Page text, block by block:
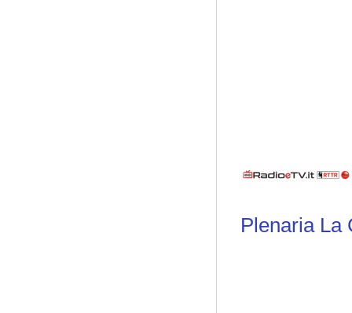
Plenaria La